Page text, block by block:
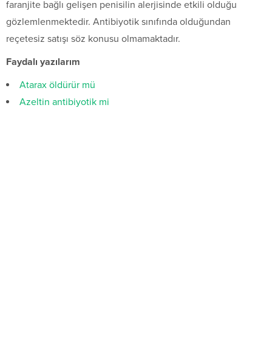
faranjite bağlı gelişen penisilin alerjisinde etkili olduğu
gözlemlenmektedir. Antibiyotik sınıfında olduğundan
reçetesiz satışı söz konusu olmamaktadır.
Faydalı yazılarım
Atarax öldürür mü
Azeltin antibiyotik mi